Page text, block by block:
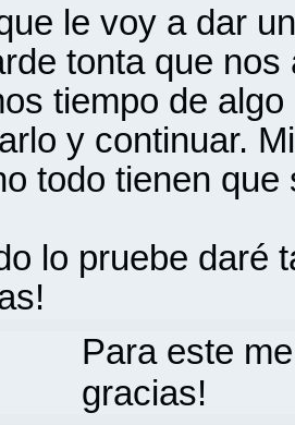
le voy a dar
tonta que
tiempo de
y continuar.
todo tienen
lo pruebe daré
Para este
gracias!